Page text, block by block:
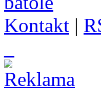
Kontakt |